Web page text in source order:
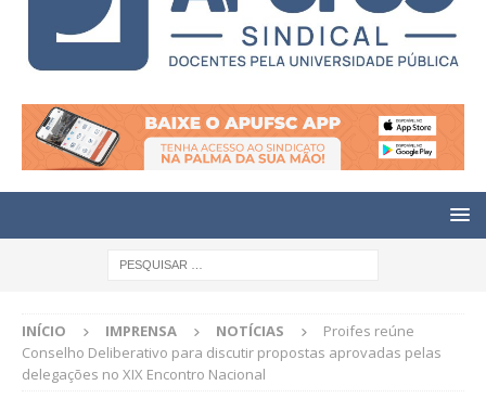
INÍCIO IMPRENSA NOTÍCIAS
Proifes reúne
Conselho Deliberativo para discutir propostas aprovadas pelas
delegações no XIX Encontro Nacional